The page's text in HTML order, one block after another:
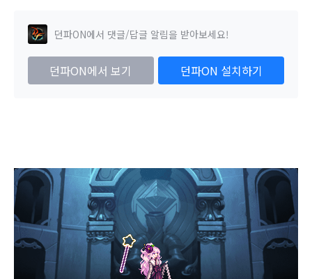
던파ON에서 댓글/답글 알림을 받아보세요!
던파ON에서 보기 던파ON 설치하기